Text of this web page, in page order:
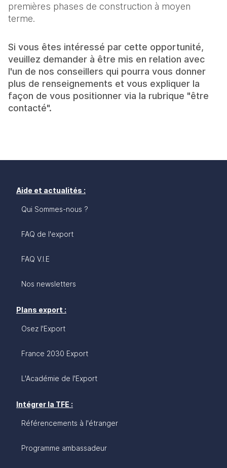
premières phases de construction à moyen
terme.
Si vous êtes intéressé par cette opportunité,
veuillez demander à être mis en relation avec
l'un de nos conseillers qui pourra vous donner
plus de renseignements et vous expliquer la
façon de vous positionner via la rubrique "être
contacté".
Aide et actualités :
Qui Sommes-nous ?
FAQ de l'export
FAQ V.I.E
Nos newsletters
Plans export :
Osez l'Export
France 2030 Export
L'Académie de l'Export
Intégrer la TFE :
Référencements à l'étranger
Programme ambassadeur